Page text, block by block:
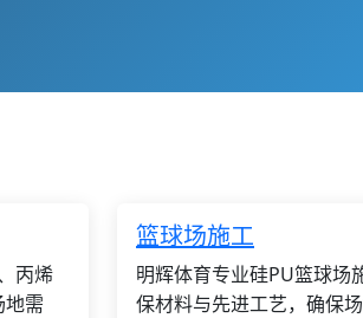
丙烯
地需
篮球场施工
明辉体育专业硅PU篮球场
保材料与先进工艺，确保